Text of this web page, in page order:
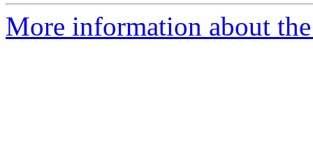
More information about